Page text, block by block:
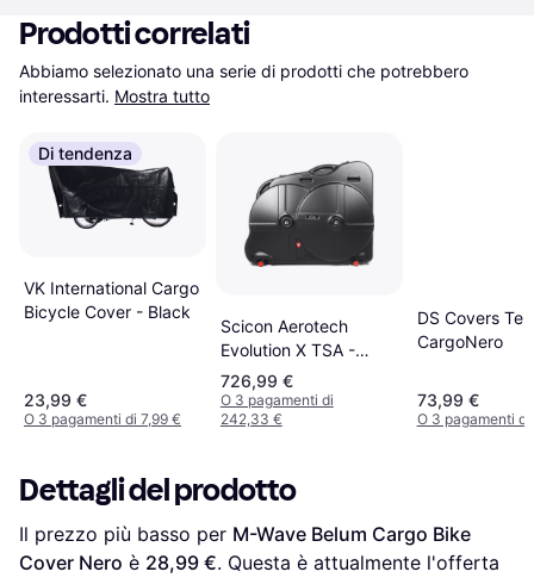
Prodotti correlati
Abbiamo selezionato una serie di prodotti che potrebbero
interessarti. Mostra tutto
Di tendenza
VK International Cargo
Bicycle Cover - Black
23,99 €
O 3 pagamenti di 7,99 €
Scicon Aerotech
Evolution X TSA -
Black
726,99 €
O 3 pagamenti di
242,33 €
DS Covers
CargoNero
73,99 €
O 3 pagamenti
Dettagli del prodotto
Il prezzo più basso per M-Wave Belum Cargo Bike
Cover Nero è 28,99 €. Questa è attualmente l'offerta